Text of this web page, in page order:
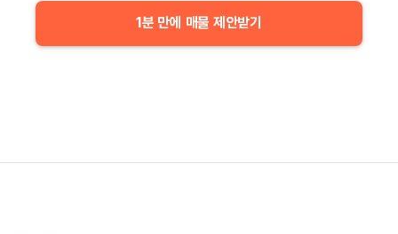
1분 만에 매물 제안받기